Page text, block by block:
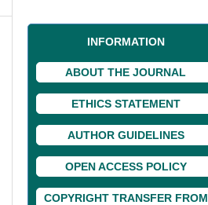
INFORMATION
ABOUT THE JOURNAL
ETHICS STATEMENT
AUTHOR GUIDELINES
OPEN ACCESS POLICY
COPYRIGHT TRANSFER FROM